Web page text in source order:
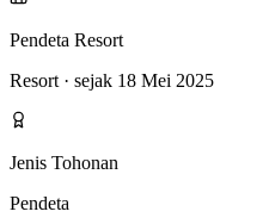
Pendeta Resort
Resort · sejak 18 Mei 2025
Jenis Tohonan
Pendeta